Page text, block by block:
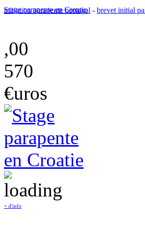
initiation parapente portugal - brevet initial
Stage parapente en Croatie
,00
570
€uros
+ d'info